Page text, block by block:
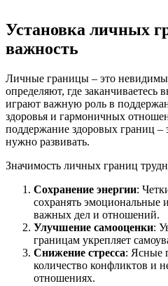
Установка личных
важность
Личные границы – это
определяют, где
играют важную роль в
здоровья и гармоничных
поддержание здоровых границ
нужно развивать.
Значимость личных границ
Сохранение энергии:
сохранять эмоциональные
важных дел и отношений.
Улучшение самооценки:
границам укрепляет
Снижение стресса: Ясные
количество конфликтов и
отношениях.